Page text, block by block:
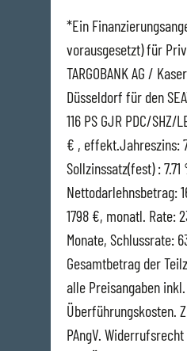
*Ein
vorausgesetzt) für
TARGOBANK AG /
Düsseldorf für den
116 PS GJR PDC/SHZ/
€ , effekt.Jahreszins:
Sollzinssatz(fest) : 7.71
Nettodarlehnsbetrag:
1798 €, monatl. Rate:
Monate, Schlussrate:
Gesamtbetrag der
alle Preisangaben
Überführungskosten.
PAngV.